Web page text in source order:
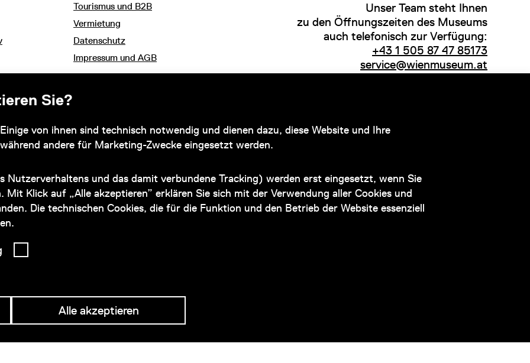
Sie?
von ihnen sind technisch notwendig und dienen dazu, diese Website und Ihre
andere für Marketing-Zwecke eingesetzt werden.
Nutzerverhaltens und das damit verbundene Tracking) werden erst eingesetzt, wenn Sie
Klick auf „Alle akzeptieren” erklären Sie sich mit der Verwendung aller Cookies und
Die technischen Cookies, die für die Funktion und den Betrieb der Website essenziell
Alle akzeptieren
Tourismus und B2B
Vermietung
Datenschutz
Impressum und AGB
Unser Team steht Ihnen
zu den Öffnungszeiten des Museums
auch telefonisch zur Verfügung:
+43 1 505 87 47 85173
service@wienmuseum.at
Subventionsgeber Hauptsponsor